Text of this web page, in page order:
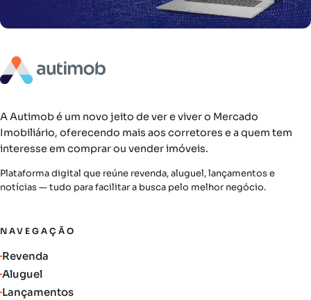
A Autimob é um novo jeito de ver e viver o Mercado
Imobiliário, oferecendo mais aos corretores e a quem tem
interesse em comprar ou vender imóveis.
Plataforma digital que reúne revenda, aluguel, lançamentos e
notícias — tudo para facilitar a busca pelo melhor negócio.
NAVEGAÇÃO
Revenda
Aluguel
Lançamentos